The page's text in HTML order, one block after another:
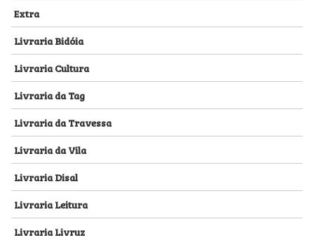
Extra
Livraria Bidóia
Livraria Cultura
Livraria da Tag
Livraria da Travessa
Livraria da Vila
Livraria Disal
Livraria Leitura
Livraria Livruz